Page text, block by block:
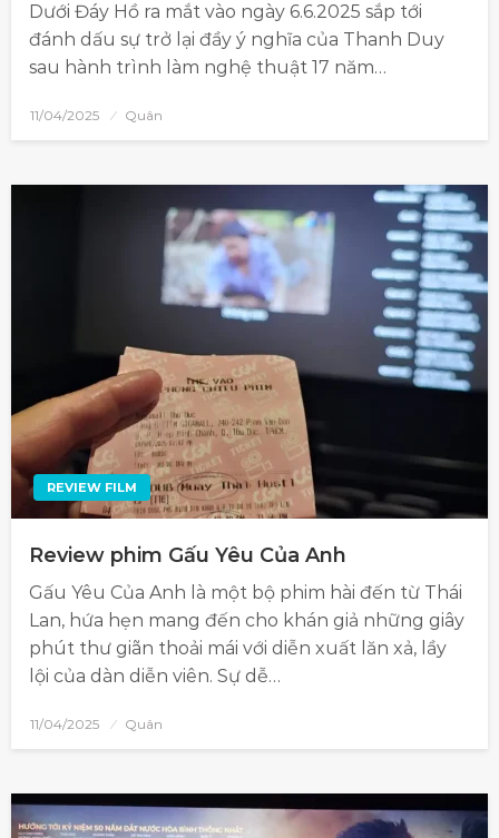
Dưới Đáy Hồ ra mắt vào ngày 6.6.2025 sắp tới
đánh dấu sự trở lại đầy ý nghĩa của Thanh Duy
sau hành trình làm nghệ thuật 17 năm…
11/04/2025 Quân
REVIEW FILM
Review phim Gấu Yêu Của Anh
Gấu Yêu Của Anh là một bộ phim hài đến từ Thái
Lan, hứa hẹn mang đến cho khán giả những giây
phút thư giãn thoải mái với diễn xuất lăn xả, lầy
lội của dàn diễn viên. Sự dễ…
11/04/2025 Quân